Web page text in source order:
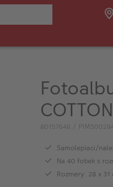
80157648 /
Samolepiaci/
Na 40 fotiek s
Rozmery: 28 x 31